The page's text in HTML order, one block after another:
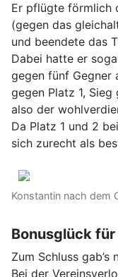
Er pflügte förmlich
(gegen das
und beendete das
Dabei hatte er
gegen fünf Gegner
gegen Platz 1,
also der
Da Platz 1 und 2
sich zurecht als
Konstantin nach dem
Bonusglück
Zum Schluss
Bei der